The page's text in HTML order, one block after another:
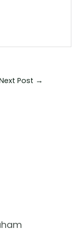
Post →